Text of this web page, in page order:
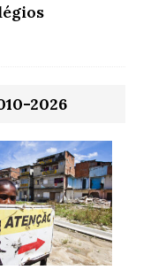
2026